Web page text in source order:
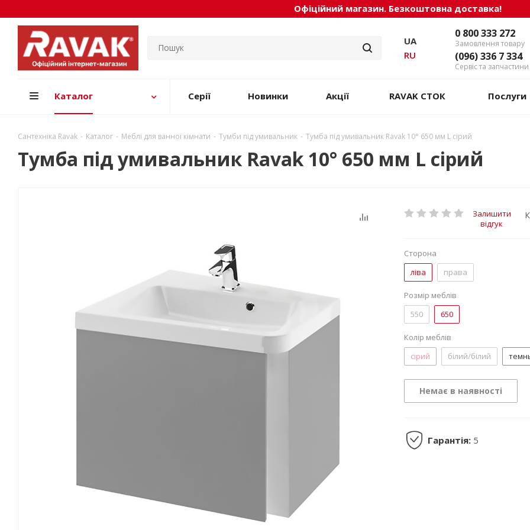
Офіційний магазин. Безкоштовна доставка!
0 800 333 272
Замовлення товару
(096) 336 7 334
Сервіс та запчастини
UA
RU
Каталог Серії Новинки Акції RAVAK СТОК Послуги
Сантехніка Ravak - Каталог - Меблі для ванної кімнати - Тумби під умивальник - Тумба під умивальник Ravak 10° 650 мм L сірий
Тумба під умивальник Ravak 10° 650 мм L сірий
Залишити
відгук
Сторона
ліва
права
Розмір меблів
550
650
Колір меблів
сірий
білий/білий
Немає в наявності
Гарантія: 5